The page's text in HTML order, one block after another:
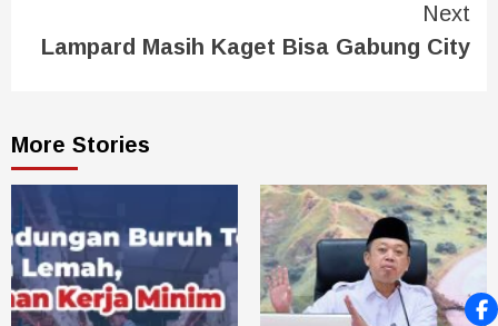
Next
Lampard Masih Kaget Bisa Gabung City
More Stories